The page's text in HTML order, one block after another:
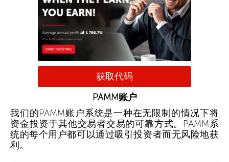
获取代码
PAMM账户
我们的PAMM账户系统是一种在无限制的情况下将
资金投资于其他交易者交易的可靠方式。PAMM系
统的每个用户都可以通过吸引投资者而无风险地获
利。